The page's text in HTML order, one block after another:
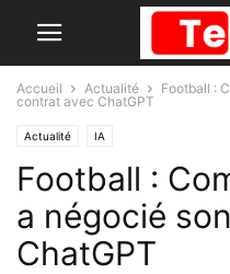
Accueil Actualité
Football :
contrat avec ChatGPT
Actualité IA
Football :
a négocié
ChatGPT